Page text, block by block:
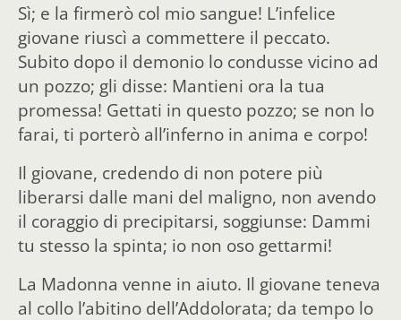
Sì; e la firmerò col mio sangue! L’infelice
giovane riuscì a commettere il peccato.
Subito dopo il demonio lo condusse vicino ad
un pozzo; gli disse: Mantieni ora la tua
promessa! Gettati in questo pozzo; se non lo
farai, ti porterò all’inferno in anima e corpo!
Il giovane, credendo di non potere più
liberarsi dalle mani del maligno, non avendo
il coraggio di precipitarsi, soggiunse: Dammi
tu stesso la spinta; io non oso gettarmi!
La Madonna venne in aiuto. Il giovane teneva
al collo l’abitino dell’Addolorata; da tempo lo